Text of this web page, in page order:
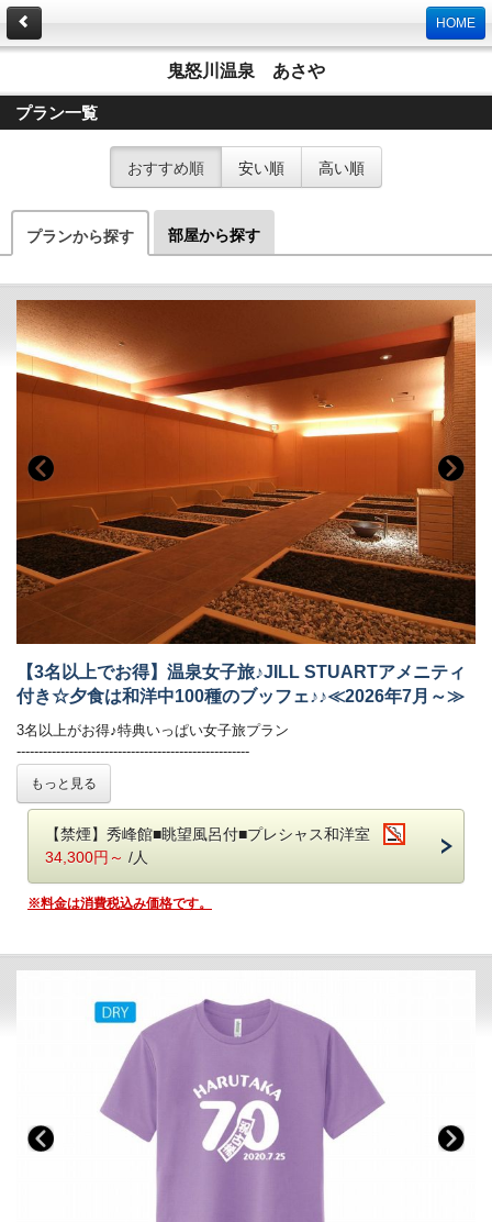
HOME
鬼怒川温泉 あさや
プラン一覧
おすすめ順 安い順 高い順
プランから探す 部屋から探す
【3名以上でお得】温泉女子旅♪JILL STUARTアメニティ
付き☆夕食は和洋中100種のブッフェ♪♪≪2026年7月～≫
3名以上がお得♪特典いっぱい女子旅プラン
-----------------------------------------------------
さらに3名様以上のご利用で、岩盤浴1回無料のサービス付き♪
気の許せる仲良し女子だけの、特別な時間をお愉しみください！
◆特典◆
1．色浴衣利用無料（大人の方お一人様につき1点）
2．JILL STUARTバスタイム3点セット（女性のみ、お一人様につき1セ
夕食：ブッフェ（バイキング） 朝食：ブッフェ（バイキング）
夕食ブッフェでは和洋中100種のメニュー（100品）をご用意しており
ます。
オープンキッチンでは揚げたての天ぷらや焼きたてのステーキ、
目にも美しいデザートコーナーは女性のお客様に大好評です。
もっと見る
【禁煙】秀峰館■眺望風呂付■プレシャス和洋室
34,300円～ /人
※料金は消費税込み価格です。